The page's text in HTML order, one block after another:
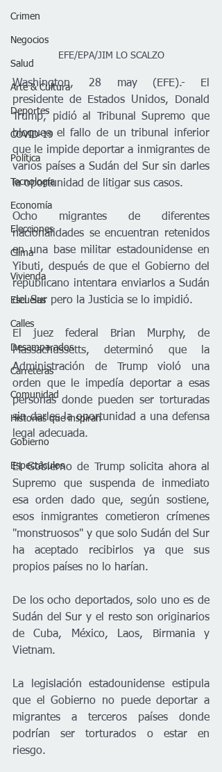
Crimen
Negocios
Salud
Arte & Cultura
Deportes
COVID-19
Política
Tecnología
Economía
Elecciones
Clima
Vivienda
Escuelas
Calles
Desamparados
Carreteras
Comunidad
Historias que inspiran
Gobierno
Espectáculos
EFE/EPA/JIM LO SCALZO
Washington, 28 may (EFE).- El
presidente de Estados Unidos, Donald
Trump, pidió al Tribunal Supremo que
bloquee el fallo de un tribunal inferior
que le impide deportar a inmigrantes de
varios países a Sudán del Sur sin darles
la oportunidad de litigar sus casos.
Ocho migrantes de diferentes
nacionalidades se encuentran retenidos
en una base militar estadounidense en
Yibuti, después de que el Gobierno del
republicano intentara enviarlos a Sudán
del Sur pero la Justicia se lo impidió.
El juez federal Brian Murphy, de
Massachussetts, determinó que la
Administración de Trump violó una
orden que le impedía deportar a esas
personas donde pueden ser torturadas
sin darles la oportunidad a una defensa
legal adecuada.
El Gobierno de Trump solicita ahora al
Supremo que suspenda de inmediato
esa orden dado que, según sostiene,
esos inmigrantes cometieron crímenes
"monstruosos" y que solo Sudán del Sur
ha aceptado recibirlos ya que sus
propios países no lo harían.
De los ocho deportados, solo uno es de
Sudán del Sur y el resto son originarios
de Cuba, México, Laos, Birmania y
Vietnam.
La legislación estadounidense estipula
que el Gobierno no puede deportar a
migrantes a terceros países donde
podrían ser torturados o estar en
riesgo.